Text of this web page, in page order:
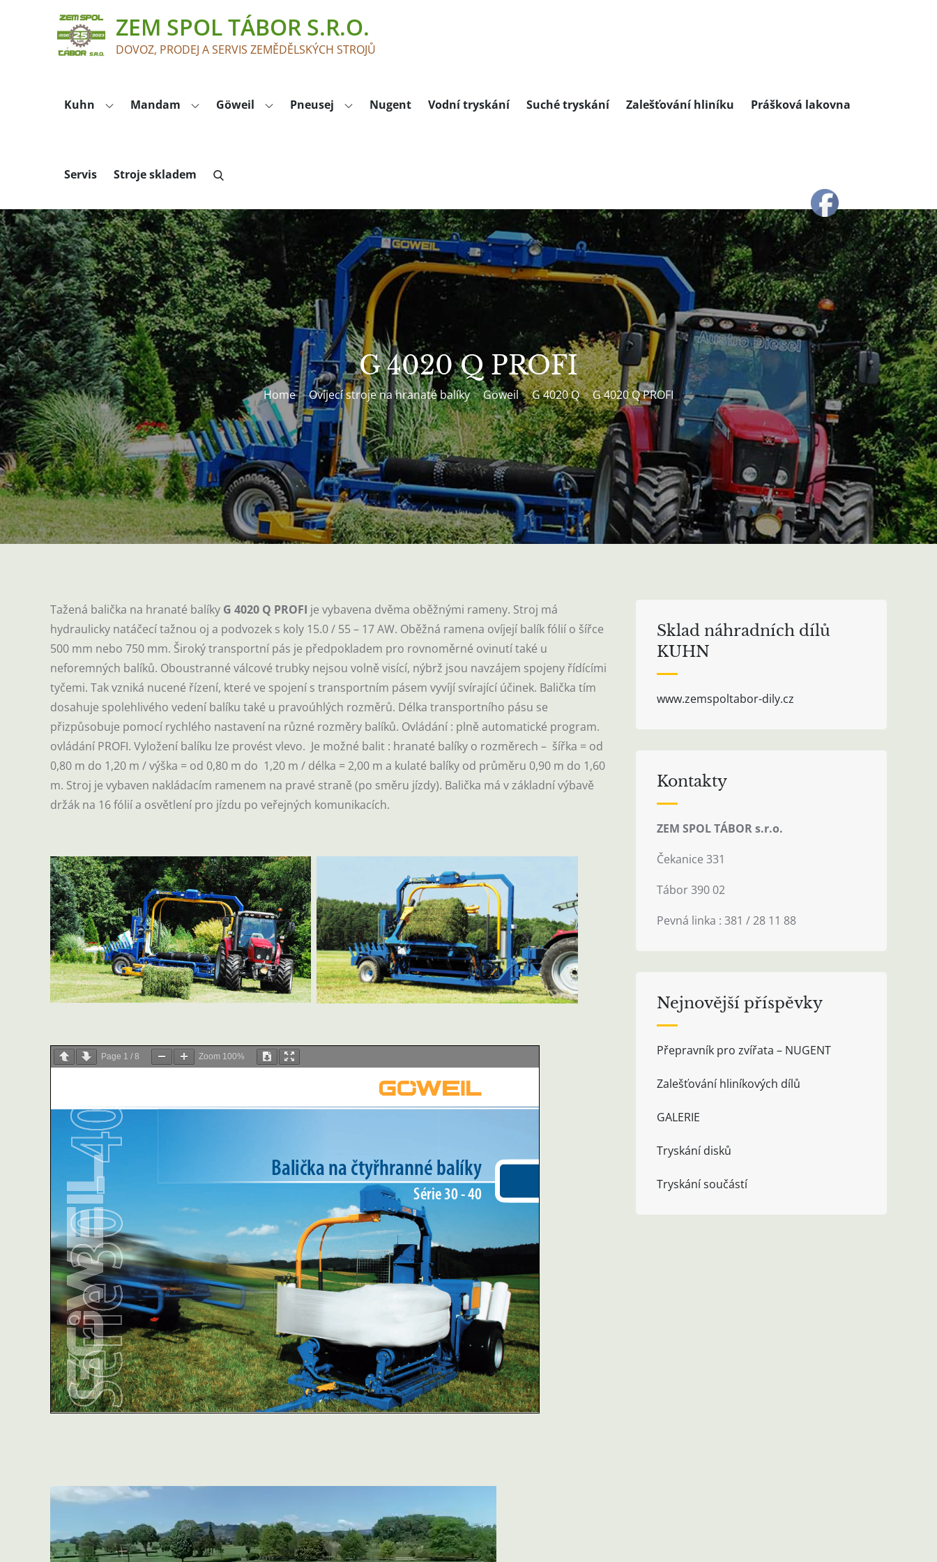
ZEM SPOL TÁBOR S.R.O.
DOVOZ, PRODEJ A SERVIS ZEMĚDĚLSKÝCH STROJŮ
Kuhn Mandam Göweil Pneusej Nugent Vodní tryskání Suché tryskání Zalešťování hliníku Prášková lakovna
Servis Stroje skladem
G 4020 Q PROFI
Home Ovíjecí stroje na hranaté balíky Göweil G 4020 Q G 4020 Q PROFI
Tažená balička na hranaté balíky G 4020 Q PROFI je vybavena dvěma oběžnými rameny. Stroj má
hydraulicky natáčecí tažnou oj a podvozek s koly 15.0 / 55 – 17 AW. Oběžná ramena ovíjejí balík fólií o šířce
500 mm nebo 750 mm. Široký transportní pás je předpokladem pro rovnoměrné ovinutí také u
neforemných balíků. Oboustranné válcové trubky nejsou volně visící, nýbrž jsou navzájem spojeny řídícími
tyčemi. Tak vzniká nucené řízení, které ve spojení s transportním pásem vyvíjí svírající účinek. Balička tím
dosahuje spolehlivého vedení balíku také u pravoúhlých rozměrů. Délka transportního pásu se
přizpůsobuje pomocí rychlého nastavení na různé rozměry balíků. Ovládání : plně automatické program.
ovládání PROFI. Vyložení balíku lze provést vlevo. Je možné balit : hranaté balíky o rozměrech – šířka = od
0,80 m do 1,20 m / výška = od 0,80 m do 1,20 m / délka = 2,00 m a kulaté balíky od průměru 0,90 m do 1,60
m. Stroj je vybaven nakládacím ramenem na pravé straně (po směru jízdy). Balička má v základní výbavě
držák na 16 fólií a osvětlení pro jízdu po veřejných komunikacích.
Page 1 / 8 Zoom 100%
Video
Sklad náhradních dílů
KUHN
www.zemspoltabor-dily.cz
Kontakty
ZEM SPOL TÁBOR s.r.o.
Čekanice 331
Tábor 390 02
Pevná linka : 381 / 28 11 88
Nejnovější příspěvky
Přepravník pro zvířata – NUGENT
Zalešťování hliníkových dílů
GALERIE
Tryskání disků
Tryskání součástí